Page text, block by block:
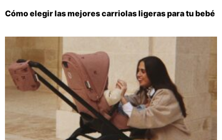
Cómo elegir las mejores carriolas ligeras para tu bebé